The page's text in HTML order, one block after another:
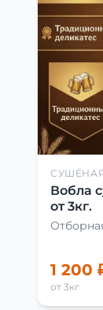
Вобла
от 3кг.
1 200
от 3кг